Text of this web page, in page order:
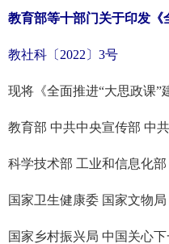
教育部等十部门关于印发《
教社科〔2022〕3号
现将《全面推进“大思政课
教育部 中共中央宣传部 中
科学技术部 工业和信息化
国家卫生健康委 国家文物局
国家乡村振兴局 中国关心